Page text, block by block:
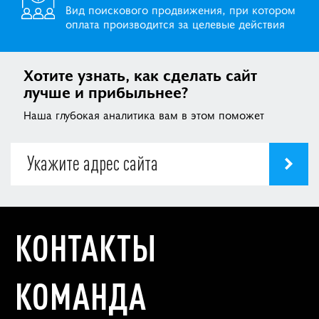
Вид поискового продвижения, при котором
оплата производится за целевые действия
Хотите узнать, как сделать сайт
лучше и прибыльнее?
Наша глубокая аналитика вам в этом поможет
КОНТАКТЫ
КОМАНДА